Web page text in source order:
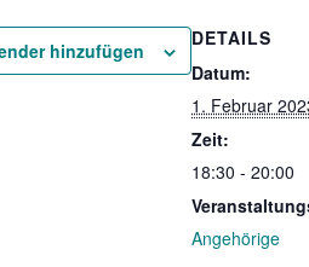
hinzufügen
DETAILS
Datum:
1. Februar
Zeit:
18:30 - 20:00
Angehörige